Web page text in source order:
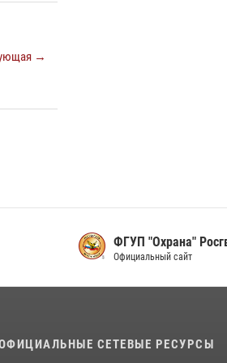
→
ФГУП "Охрана"
Официальный сайт
СЕТЕВЫЕ РЕСУРСЫ